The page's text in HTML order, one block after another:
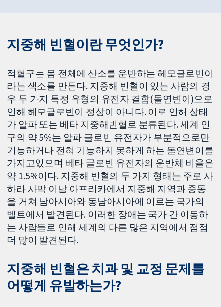
지중해 빈혈이란 무엇인가?
적혈구는 몸 전체에 산소를 운반하는 헤모글로빈이
라는 색소를 만든다. 지중해 빈혈이 있는 사람의 경
우 두 가지 특정 유형의 유전자 결함(돌연변이)으로
인해 헤모글로빈이 정상이 아니다. 이로 인해 상태
가 알파 또는 베타 지중해빈혈로 분류된다. 세계 인
구의 약 5%는 알파 글로빈 유전자가 부분적으로만
기능하거나 전혀 기능하지 못하게 하는 돌연변이를
가지고있으며 베타 글로빈 유전자의 운반체 비율은
약 1.5%이다. 지중해 빈혈의 두 가지 형태는 주로 사
하라 사막 이남 아프리카에서 지중해 지역과 중동
을 거쳐 남아시아와 동남아시아에 이르는 국가의
벨트에서 발견된다. 이러한 장애는 국가 간 이동하
는 사람들로 인해 세계의 다른 많은 지역에서 점점
더 많이 발견된다.
지중해 빈혈은 치과 및 교정 문제를
어떻게 유발하는가?